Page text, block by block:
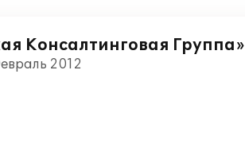
Консалтинговая Группа»
2012